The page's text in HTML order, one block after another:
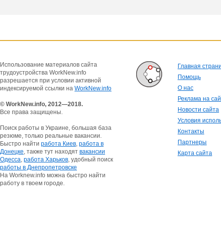
Использование материалов сайта
трудоустройства WorkNew.info
разрешается при условии активной
индексируемой ссылки на WorkNew.info
© WorkNew.info, 2012—2018.
Все права защищены.
Поиск работы в Украине, большая база
резюме, только реальные вакансии.
Быстро найти работа Киев, работа в
Донецке, также тут находят вакансии
Одесса, работа Харьков, удобный поиск
работы в Днепропетровске
На Worknew.info можна быстро найти
работу в твоем городе.
Главная
Помощь
О нас
Реклама на
Новости сайта
Условия
Контакты
Партнеры
Карта сайта